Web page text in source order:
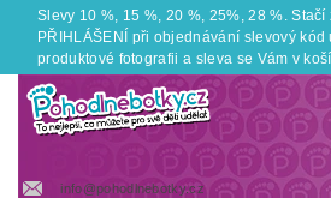
Slevy 10 %, 15 %, 20 %, 25%, 28 %. Stačí
PŘIHLÁŠENÍ při objednávání slevový kód
produktové fotografii a sleva se Vám v
info@pohodlnebotky.cz